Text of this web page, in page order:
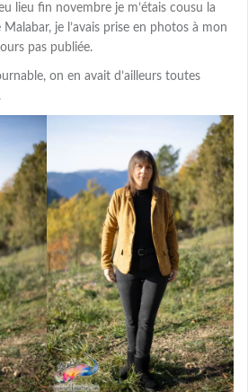
lieu fin novembre je m’étais cousu la
je l’avais prise en photos à mon
pas publiée.
on en avait d’ailleurs toutes